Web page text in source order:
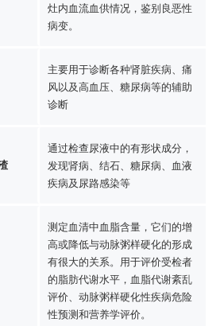
灶内血流血供情况，鉴别良恶性
病变。
主要用于诊断各种肾脏疾病、痛
风以及高血压、糖尿病等的辅助
诊断
通过检查尿液中的有形状成分，
发现肾病、结石、糖尿病、血液
疾病及尿路感染等
测定血清中血脂含量，它们的增
高或降低与动脉粥样硬化的形成
有很大的关系。用于评价受检者
的脂肪代谢水平，血脂代谢紊乱
评价、动脉粥样硬化性疾病危险
性预测和营养学评价。